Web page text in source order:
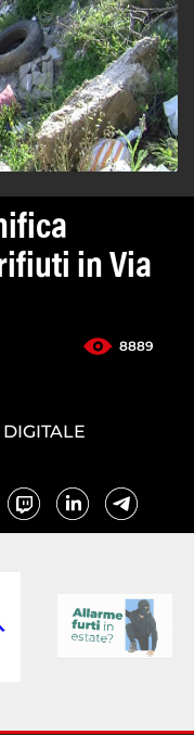
in Via
8889